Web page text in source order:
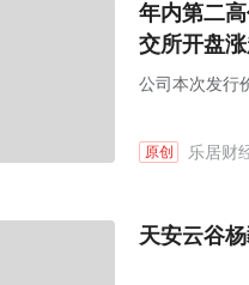
年内第二
交所开盘
公司本次发行
原创 乐居财
天安云谷